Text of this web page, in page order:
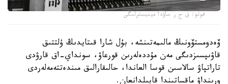
فوتو: ق ح ر ساۋدا مينيسترلىگى
ۆەدومستۆونىڭ مالىمەتىنشە، بۇل شارا قىتايدىڭ ۇلتتىق
قاۋىپسىزدىگى مەن مۇددەلەرىن قورعاۋ، سونداي-اق قارۋدى
تاراتپاۋ سالاسىن قوسا العاندا، حالىقارالىق مىندەتتەمەلەردى